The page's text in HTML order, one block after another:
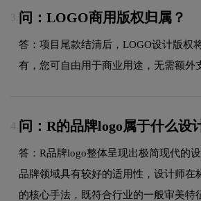
3. 问：LOGO商用版权归属？
答：项目尾款结清后，LOGO设计版权
有，您可自由用于商业用途，无需额外
4. 问：R的品牌logo属于什么设
答：R品牌logo整体呈现出极简现代的
品牌领域具有较好的适用性，设计师在
的核心手法，既符合行业的一般审美特